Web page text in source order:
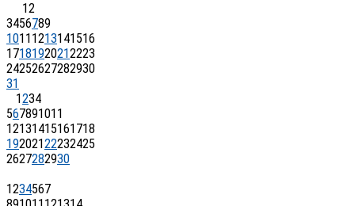
12
3456789
1011 1213141516
17181920212223
24252627282930
31
1234
567891011
12131415161718
19202122232425
2627282930
1234567